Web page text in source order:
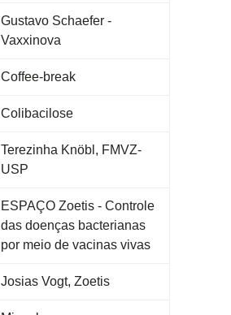
Gustavo Schaefer -
Vaxxinova
Coffee-break
Colibacilose
Terezinha Knöbl, FMVZ-
USP
ESPAÇO Zoetis - Controle
das doenças bacterianas
por meio de vacinas vivas
Josias Vogt, Zoetis